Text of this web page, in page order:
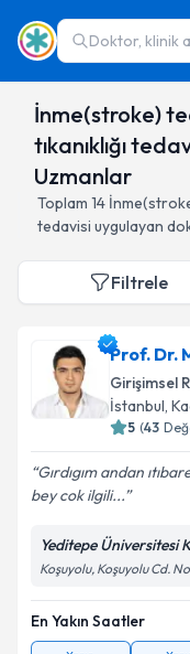
Doktor, klinik
İnme(stroke)
tıkanıklığı
Uzmanlar
Toplam 14
tedavisi uygulayan
Filtrele
Prof. Dr.
Girişimsel
İstanbul,
5 (43
Gırdıgım andan
bey cok ilgili...
Yeditepe Üniversitesi
Koşuyolu, Koşuyolu Cd.
En Yakın Saatler